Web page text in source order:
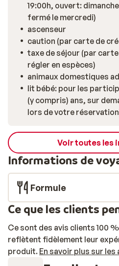
19:00h, ouvert:
fermé le mercredi)
ascenseur
caution (par carte de
taxe de séjour (par carte
régler en espèces)
animaux domestiques
lit bébé: pour les
(y compris) ans, sur
lors de votre
Voir toutes les
Informations de
Formule
Ce que les clients
Ce sont des avis clients 100
reflètent fidèlement leur
produit. En savoir plus sur les